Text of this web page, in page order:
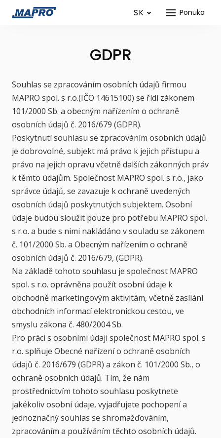
Ponuka
SK
GDPR
Souhlas se zpracováním osobních údajů firmou
MAPRO spol. s r.o.(IČO 14615100) se řídí zákonem
101/2000 Sb. a obecným nařízením o ochraně
osobních údajů č. 2016/679 (GDPR).
Poskytnutí souhlasu se zpracováním osobních údajů
je dobrovolné, subjekt má právo k jejich přístupu a
právo na jejich opravu včetně dalších zákonných práv
k těmto údajům. Společnost MAPRO spol. s r.o., jako
správce údajů, se zavazuje k ochraně uvedených
osobních údajů poskytnutých subjektem. Osobní
údaje budou sloužit pouze pro potřebu MAPRO spol.
s r.o. a bude s nimi nakládáno v souladu se zákonem
č. 101/2000 Sb. a Obecným nařízením o ochraně
osobních údajů č. 2016/679, (GDPR).
Na základě tohoto souhlasu je společnost MAPRO
spol. s r.o. oprávněna použít osobní údaje k
obchodně marketingovým aktivitám, včetně zasílání
obchodních informací elektronickou cestou, ve
smyslu zákona č. 480/2004 Sb.
Pro práci s osobními údaji společnost MAPRO spol. s
r.o. splňuje Obecné nařízení o ochraně osobních
údajů č. 2016/679 (GDPR) a zákon č. 101/2000 Sb., o
ochraně osobních údajů. Tím, že nám
prostřednictvím tohoto souhlasu poskytnete
jakékoliv osobní údaje, vyjadřujete pochopení a
jednoznačný souhlas se shromažďováním,
zpracováním a používáním těchto osobních údajů.